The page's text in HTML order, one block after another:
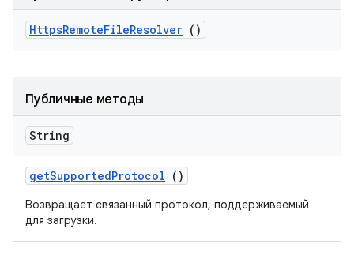
HttpsRemoteFileResolver ()
Публичные методы
String
getSupportedProtocol ()
Возвращает связанный протокол, поддерживаемый
для загрузки.